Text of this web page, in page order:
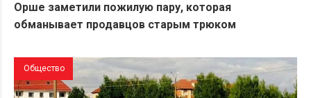
Орше заметили пожилую пару, которая
обманывает продавцов старым трюком
Общество